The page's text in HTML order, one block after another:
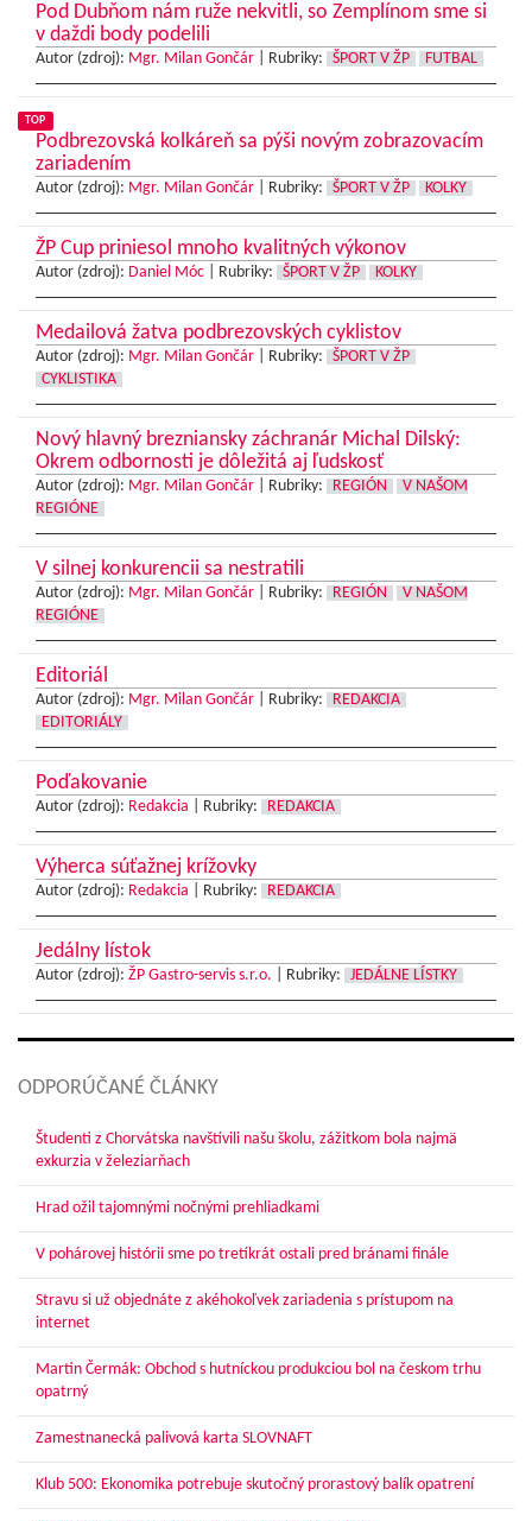
Pod Dubňom nám ruže nekvitli, so Zemplínom sme si
v daždi body podelili
Autor (zdroj): Mgr. Milan Gončár Rubriky: ŠPORT V ŽP FUTBAL
TOP
Podbrezovská kolkáreň sa pýši novým zobrazovacím
zariadením
Autor (zdroj): Mgr. Milan Gončár Rubriky: ŠPORT V ŽP KOLKY
ŽP Cup priniesol mnoho kvalitných výkonov
Autor (zdroj): Daniel Móc Rubriky: ŠPORT V ŽP KOLKY
Medailová žatva podbrezovských cyklistov
Autor (zdroj): Mgr. Milan Gončár Rubriky:
ŠPORT V ŽP
CYKLISTIKA
Nový hlavný brezniansky záchranár Michal Dilský:
Okrem odbornosti je dôležitá aj ľudskosť
Autor (zdroj): Mgr. Milan Gončár Rubriky: REGIÓN
V NAŠOM
REGIÓNE
V silnej konkurencii sa nestratili
Autor (zdroj): Mgr. Milan Gončár Rubriky: REGIÓN
V NAŠOM
REGIÓNE
Editoriál
Autor (zdroj): Mgr. Milan Gončár Rubriky:
REDAKCIA
EDITORIÁLY
Poďakovanie
Autor (zdroj): Redakcia Rubriky: REDAKCIA
Výherca súťažnej krížovky
Autor (zdroj): Redakcia Rubriky: REDAKCIA
Jedálny lístok
Autor (zdroj): ŽP Gastro-servis s.r.o. Rubriky: JEDÁLNE LÍSTKY
ODPORÚČANÉ ČLÁNKY
Študenti z Chorvátska navštívili našu školu, zážitkom bola najmä
exkurzia v železiarňach
Hrad ožil tajomnými nočnými prehliadkami
V pohárovej histórii sme po tretíkrát ostali pred bránami finále
Stravu si už objednáte z akéhokoľvek zariadenia s prístupom na
internet
Martin Čermák: Obchod s hutníckou produkciou bol na českom trhu
opatrný
Zamestnanecká palivová karta SLOVNAFT
Klub 500: Ekonomika potrebuje skutočný prorastový balík opatrení